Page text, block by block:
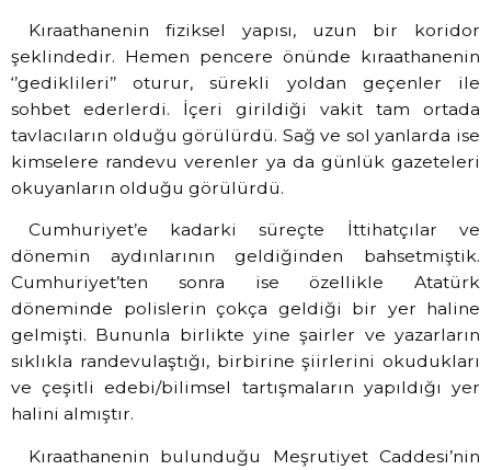
Kıraathanenin fiziksel yapısı, uzun bir koridor
şeklindedir. Hemen pencere önünde kıraathanenin
‘’gediklileri’’ oturur, sürekli yoldan geçenler ile
sohbet ederlerdi. İçeri girildiği vakit tam ortada
tavlacıların olduğu görülürdü. Sağ ve sol yanlarda ise
kimselere randevu verenler ya da günlük gazeteleri
okuyanların olduğu görülürdü.
Cumhuriyet’e kadarki süreçte İttihatçılar ve
dönemin aydınlarının geldiğinden bahsetmiştik.
Cumhuriyet’ten sonra ise özellikle Atatürk
döneminde polislerin çokça geldiği bir yer haline
gelmişti. Bununla birlikte yine şairler ve yazarların
sıklıkla randevulaştığı, birbirine şiirlerini okudukları
ve çeşitli edebi/bilimsel tartışmaların yapıldığı yer
halini almıştır.
Kıraathanenin bulunduğu Meşrutiyet Caddesi’nin